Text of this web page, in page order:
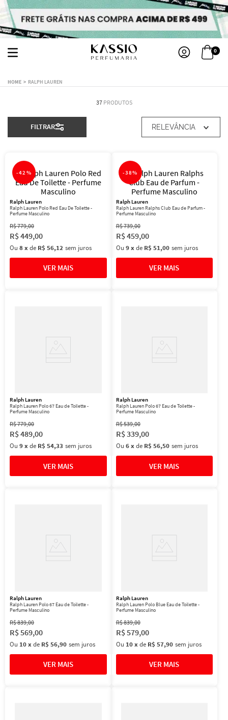
0
RALPH LAUREN
37 PRODUTOS
FILTRAR RELEVÂNCIA
-42%
Ralph Lauren
Ralph Lauren Polo Red Eau De Toilette -
Perfume Masculino
R$779,00
R$449,00
Ou 8xde R$ 56,12 sem juros
-38%
Ralph Lauren
Ralph Lauren Ralphs Club Eau de Parfum -
Perfume Masculino
R$739,00
R$459,00
Ou 9 xde R$ 51,00 sem juros
Ralph Lauren
Ralph Lauren Polo 67 Eau de Toilette -
Perfume Masculino
R$779,00
R$489,00
Ou 9xde R$ 54,33 sem juros
Ralph Lauren
Ralph Lauren Polo 67 Eau de Toilette -
Perfume Masculino
R$539,00
R$339,00
Ou 6 xde R$ 56,50 sem juros
Ralph Lauren
Ralph Lauren Polo 67 Eau de Toilette -
Perfume Masculino
R$839,00
R$569,00
Ou 10xde R$ 56,90 sem juros
Ralph Lauren
Ralph Lauren Polo Blue Eau de Toilette -
Perfume Masculino
R$839,00
R$579,00
Ou 10 xde R$ 57,90 sem juros